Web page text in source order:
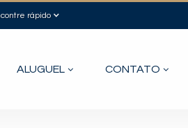
rápido
ALUGUEL CONTATO